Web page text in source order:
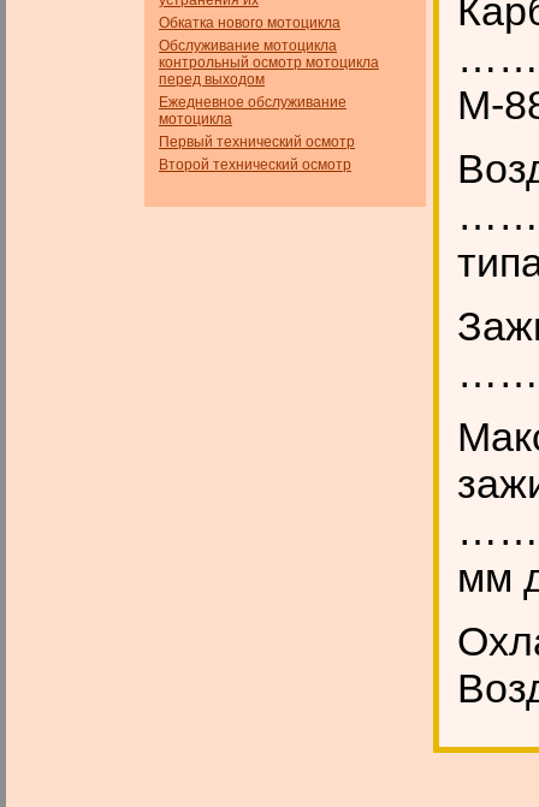
Обкатка нового мотоцикла
Обслуживание мотоцикла
контрольный осмотр мотоцикла
перед выходом
Ежедневное обслуживание
мотоцикла
Первый технический осмотр
Второй технический осмотр
М-
мм